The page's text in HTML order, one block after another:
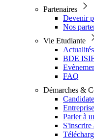
Partenaires
Devenir
Nos
Vie Etudiante
Actualités
BDE
FAQ
Démarches &
Parler à
S'inscrire